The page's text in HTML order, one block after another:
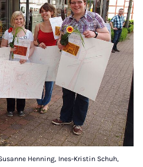
Henning, Ines-Kristin Schuh,